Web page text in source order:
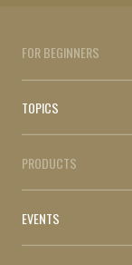
FOR BEGINNERS
TOPICS
PRODUCTS
EVENTS